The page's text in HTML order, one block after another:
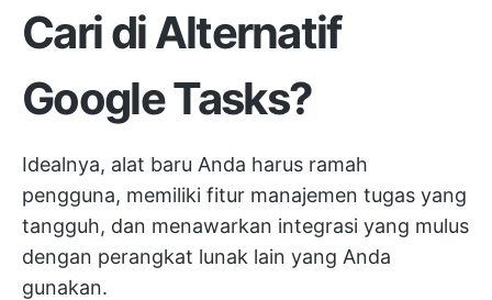
Cari di Alternatif
Google Tasks?
Idealnya, alat baru Anda harus ramah
pengguna, memiliki fitur manajemen tugas yang
tangguh, dan menawarkan integrasi yang mulus
dengan perangkat lunak lain yang Anda
gunakan.